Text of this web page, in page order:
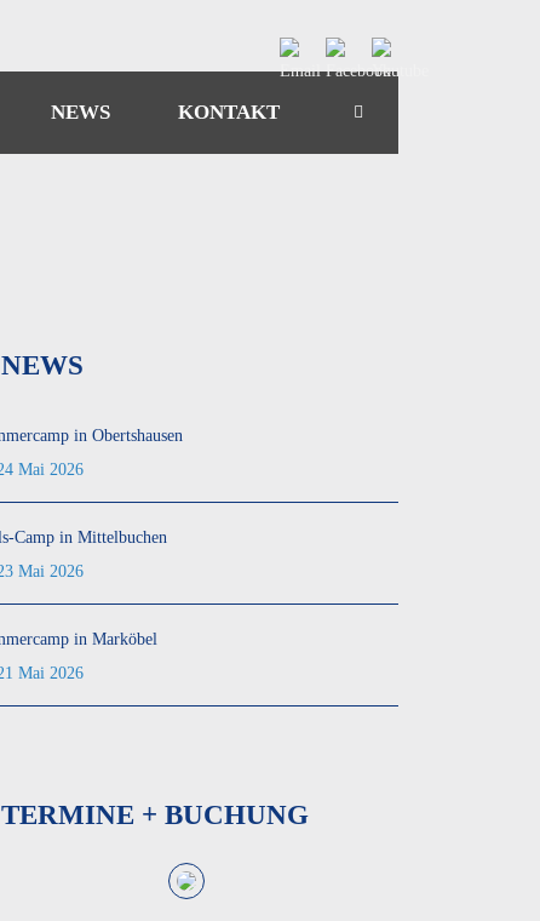
NEWS KONTAKT
NEWS
in Obertshausen
Mai 2026
Camp in Mittelbuchen
Mai 2026
in Marköbel
Mai 2026
TERMINE + BUCHUNG